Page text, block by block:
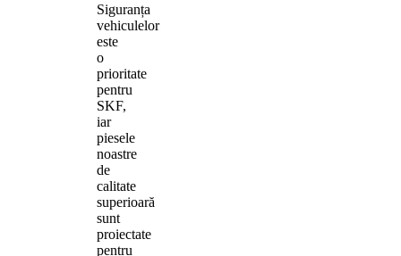
Siguranța
vehiculelor
este
o
prioritate
pentru
SKF,
iar
piesele
noastre
de
calitate
superioară
sunt
proiectate
pentru